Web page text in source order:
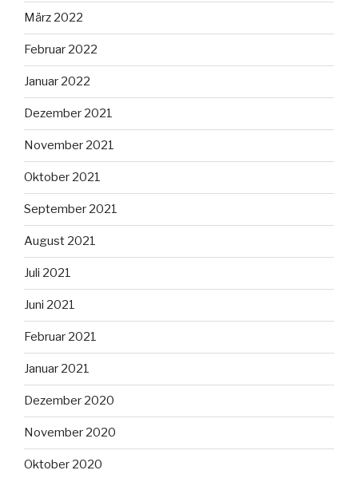
März 2022
Februar 2022
Januar 2022
Dezember 2021
November 2021
Oktober 2021
September 2021
August 2021
Juli 2021
Juni 2021
Februar 2021
Januar 2021
Dezember 2020
November 2020
Oktober 2020